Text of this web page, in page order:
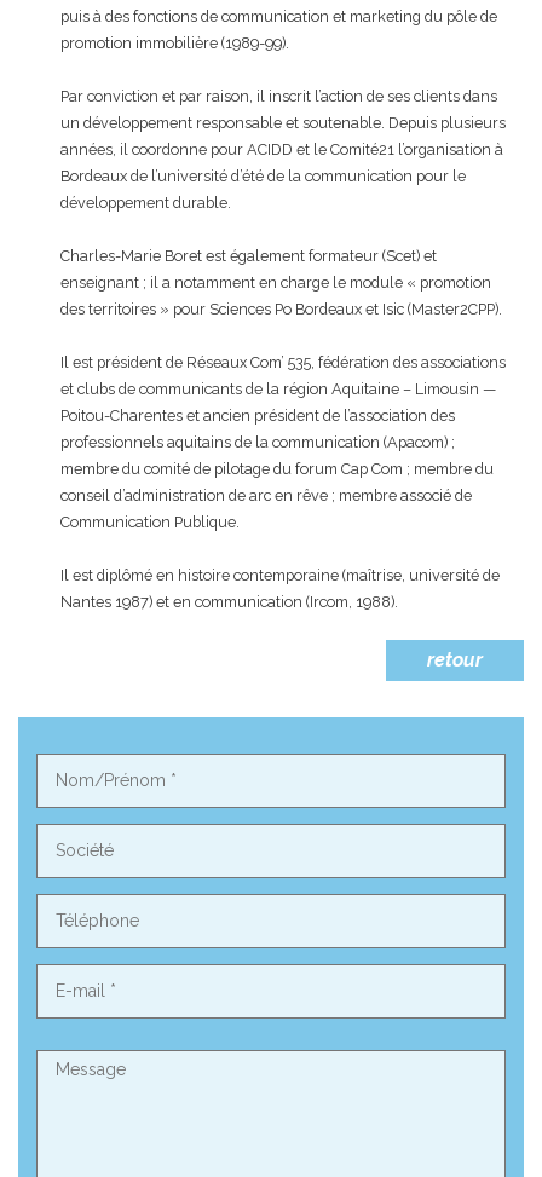
puis à des fonctions de communication et marketing du pôle de
promotion immobilière (1989-99).
Par conviction et par raison, il inscrit l’action de ses clients dans
un développement responsable et soutenable. Depuis plusieurs
années, il coordonne pour ACIDD et le Comité21 l’organisation à
Bordeaux de l’université d’été de la communication pour le
développement durable.
Charles-Marie Boret est également formateur (Scet) et
enseignant ; il a notamment en charge le module « promotion
des territoires » pour Sciences Po Bordeaux et Isic (Master2CPP).
Il est président de Réseaux Com’ 535, fédération des associations
et clubs de communicants de la région Aquitaine – Limousin —
Poitou-Charentes et ancien président de l’association des
professionnels aquitains de la communication (Apacom) ;
membre du comité de pilotage du forum Cap Com ; membre du
conseil d’administration de arc en rêve ; membre associé de
Communication Publique.
Il est diplômé en histoire contemporaine (maîtrise, université de
Nantes 1987) et en communication (Ircom, 1988).
retour